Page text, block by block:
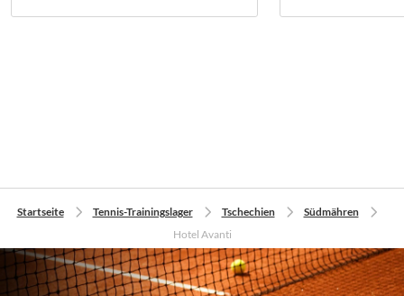
Startseite Tennis-Trainingslager Tschechien
Südmähren
Hotel Avanti